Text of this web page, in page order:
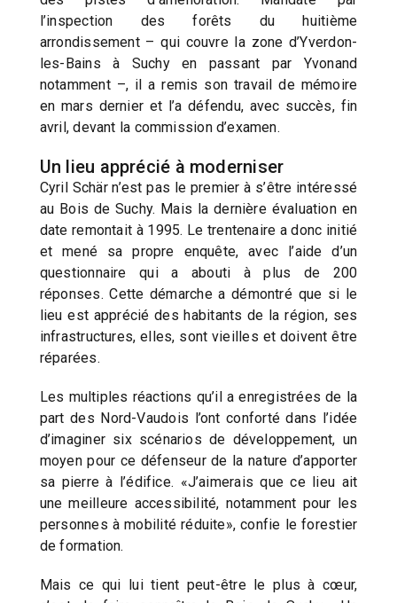
l’inspection des forêts du huitième
arrondissement – qui couvre la zone d’Yverdon-
les-Bains à Suchy en passant par Yvonand
notamment –, il a remis son travail de mémoire
en mars dernier et l’a défendu, avec succès, fin
avril, devant la commission d’examen.
Un lieu apprécié à moderniser
Cyril Schär n’est pas le premier à s’être intéressé
au Bois de Suchy. Mais la dernière évaluation en
date remontait à 1995. Le trentenaire a donc initié
et mené sa propre enquête, avec l’aide d’un
questionnaire qui a abouti à plus de 200
réponses. Cette démarche a démontré que si le
lieu est apprécié des habitants de la région, ses
infrastructures, elles, sont vieilles et doivent être
réparées.
Les multiples réactions qu’il a enregistrées de la
part des Nord-Vaudois l’ont conforté dans l’idée
d’imaginer six scénarios de développement, un
moyen pour ce défenseur de la nature d’apporter
sa pierre à l’édifice. «J’aimerais que ce lieu ait
une meilleure accessibilité, notamment pour les
personnes à mobilité réduite», confie le forestier
de formation.
Mais ce qui lui tient peut-être le plus à cœur,